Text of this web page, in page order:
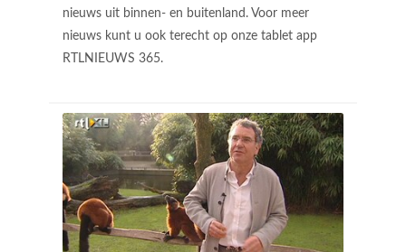
nieuws uit binnen- en buitenland. Voor meer
nieuws kunt u ook terecht op onze tablet app
RTLNIEUWS 365.